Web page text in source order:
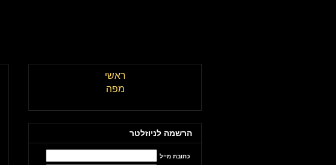
ראשי
מפה
הרשמה לניוזלטר
כתובת מייל